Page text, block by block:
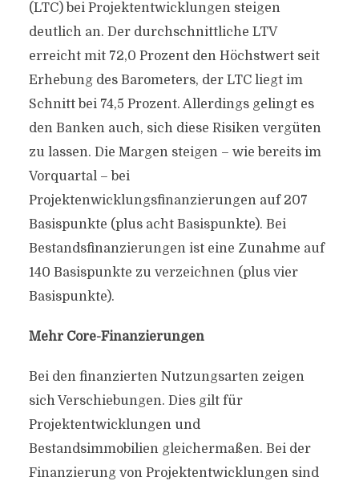
(LTC) bei Projektentwicklungen steigen
deutlich an. Der durchschnittliche LTV
erreicht mit 72,0 Prozent den Höchstwert seit
Erhebung des Barometers, der LTC liegt im
Schnitt bei 74,5 Prozent. Allerdings gelingt es
den Banken auch, sich diese Risiken vergüten
zu lassen. Die Margen steigen – wie bereits im
Vorquartal – bei
Projektenwicklungsfinanzierungen auf 207
Basispunkte (plus acht Basispunkte). Bei
Bestandsfinanzierungen ist eine Zunahme auf
140 Basispunkte zu verzeichnen (plus vier
Basispunkte).
Mehr Core-Finanzierungen
Bei den finanzierten Nutzungsarten zeigen
sich Verschiebungen. Dies gilt für
Projektentwicklungen und
Bestandsimmobilien gleichermaßen. Bei der
Finanzierung von Projektentwicklungen sind